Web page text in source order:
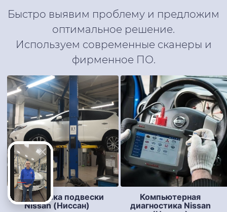
Быстро выявим проблему и предложим
оптимальное решение.
Используем современные сканеры и
фирменное ПО.
Диагностика подвески
Nissan (Ниссан)
Компьютерная
диагностика Nissan